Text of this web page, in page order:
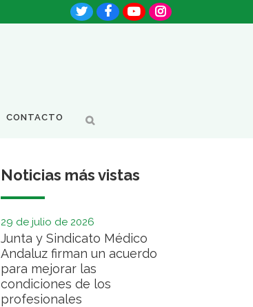
CONTACTO
Noticias más vistas
29 de julio de 2026
Junta y Sindicato Médico
Andaluz firman un acuerdo
para mejorar las
condiciones de los
profesionales